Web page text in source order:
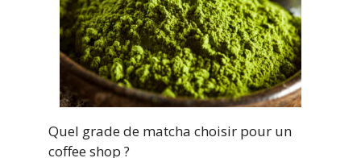
Quel grade de matcha choisir pour un
coffee shop ?